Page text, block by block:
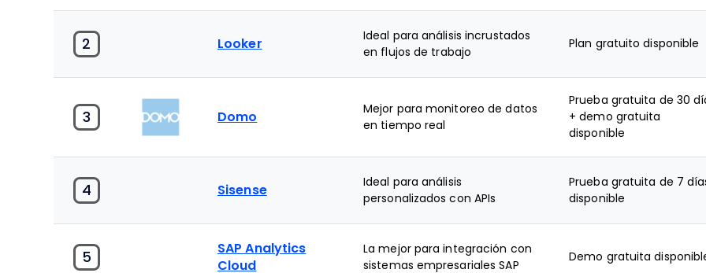
2 Looker
Ideal para análisis incrustados
en flujos de trabajo
Plan gratuito disponible
3 Domo
Mejor para monitoreo de datos
en tiempo real
Prueba gratuita de 30
+ demo gratuita
disponible
4 Sisense
Ideal para análisis
personalizados con APIs
Prueba gratuita de 7
disponible
5
SAP Analytics
Cloud
La mejor para integración con
sistemas empresariales SAP
Demo gratuita